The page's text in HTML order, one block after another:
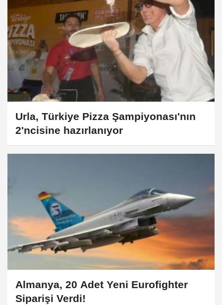
Urla, Türkiye Pizza Şampiyonası'nın
2'ncisine hazırlanıyor
Almanya, 20 Adet Yeni Eurofighter
Siparişi Verdi!